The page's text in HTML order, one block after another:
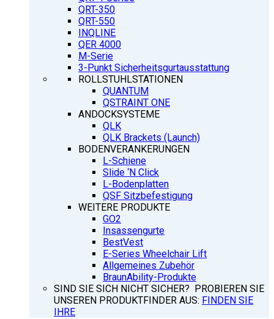
QRT-350
QRT-550
INQLINE
QER 4000
M-Serie
3-Punkt Sicherheitsgurtausstattung
ROLLSTUHLSTATIONEN
QUANTUM
QSTRAINT ONE
ANDOCKSYSTEME
QLK
QLK Brackets (Launch)
BODENVERANKERUNGEN
L-Schiene
Slide ‘N Click
L-Bodenplatten
QSF Sitzbefestigung
WEITERE PRODUKTE
GO2
Insassengurte
BestVest
E-Series Wheelchair Lift
Allgemeines Zubehör
BraunAbility-Produkte
SIND SIE SICH NICHT SICHER? PROBIEREN SIE
UNSEREN PRODUKTFINDER AUS: FINDEN SIE
IHRE